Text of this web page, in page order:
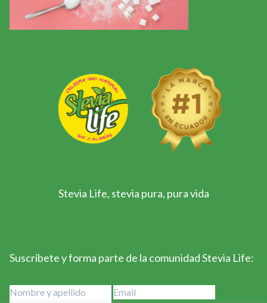
Stevia Life, stevia pura, pura vida
Suscríbete y forma parte de la comunidad Stevia Life: